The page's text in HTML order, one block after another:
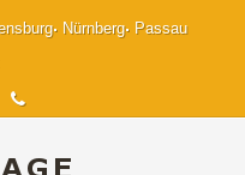
Nürnberg
Passau